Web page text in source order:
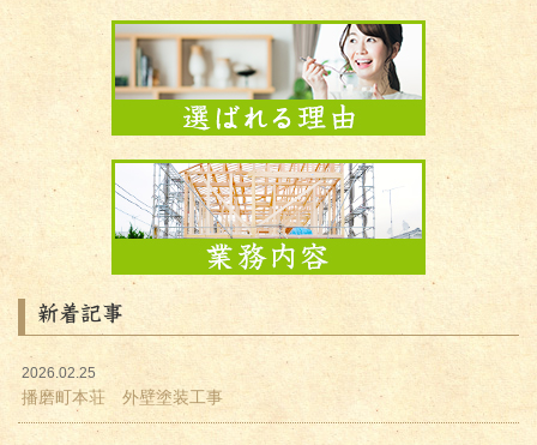
新着記事
2026.02.25
播磨町本荘 外壁塗装工事